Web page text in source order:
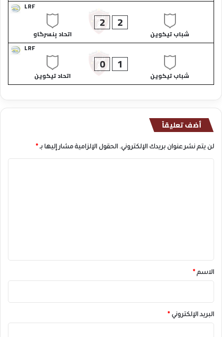
LRF
شباب تيكوين​
2
2
اتحاد بِنسرگاو​
LRF
شباب تيكوين​
1
0
اتحاد تيكوين​
أضف تعليقاً
لن يتم نشر عنوان بريدك الإلكتروني. الحقول الإلزامية مشار إليها بـ *
*
الاسم *
البريد الإلكتروني *